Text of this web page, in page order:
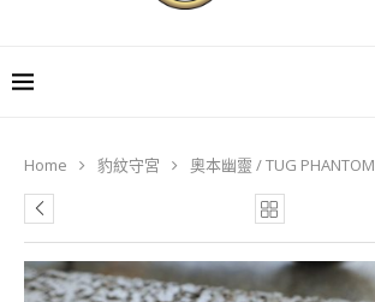
Home 豹紋守宮 奧本幽靈 / TUG PHANTOM